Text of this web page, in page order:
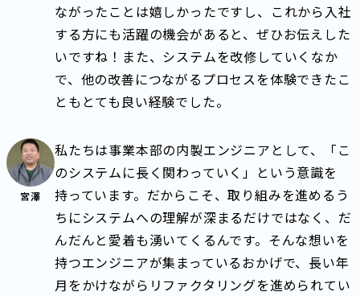
ながったことは嬉しかったですし、これから入社
する方にも活躍の機会があると、ぜひお伝えした
いですね！また、システムを改修していくなか
で、他の改善につながるプロセスを体験できたこ
ともとても良い経験でした。
宮澤
私たちは事業本部の内製エンジニアとして、「こ
のシステムに長く関わっていく」という意識を
持っています。だからこそ、取り組みを進めるう
ちにシステムへの理解が深まるだけではなく、だ
んだんと愛着も湧いてくるんです。そんな想いを
持つエンジニアが集まっているおかげで、長い年
月をかけながらリファクタリングを進められてい